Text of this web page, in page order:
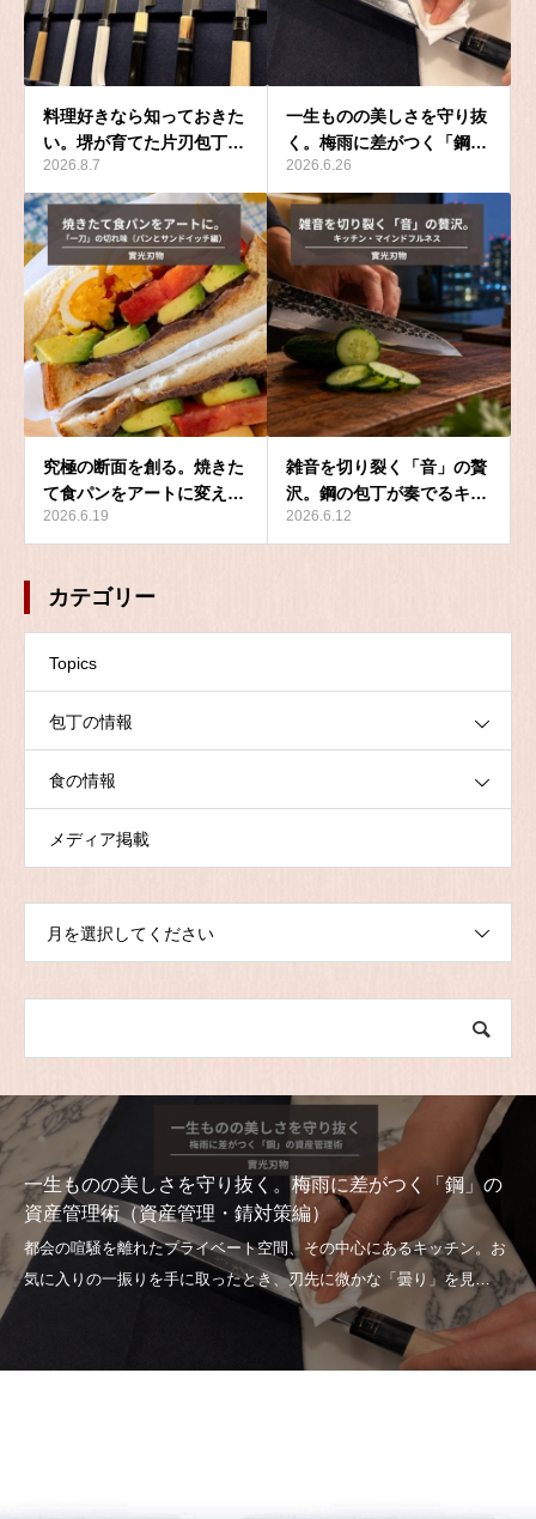
料理好きなら知っておきた
い。堺が育てた片刃包丁…
2026.8.7
一生ものの美しさを守り抜
く。梅雨に差がつく「鋼…
2026.6.26
究極の断面を創る。焼きた
て食パンをアートに変え…
2026.6.19
雑音を切り裂く「音」の贅
沢。鋼の包丁が奏でるキ…
2026.6.12
カテゴリー
Topics
包丁の情報
食の情報
メディア掲載
月を選択してください
一生ものの美しさを守り抜く。梅雨に差がつく「鋼」の
資産管理術（資産管理・錆対策編）